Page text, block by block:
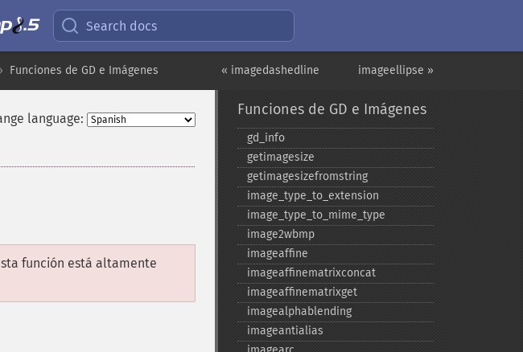
Search docs
imageellipse »
« imagedashedline
Funciones de GD e Imágenes
language:
función está altamente
Funciones de GD e Imágenes
gd_​info
getimagesize
getimagesizefromstring
image_​type_​to_​extension
image_​type_​to_​mime_​type
image2wbmp
imageaffine
imageaffinematrixconcat
imageaffinematrixget
imagealphablending
imageantialias